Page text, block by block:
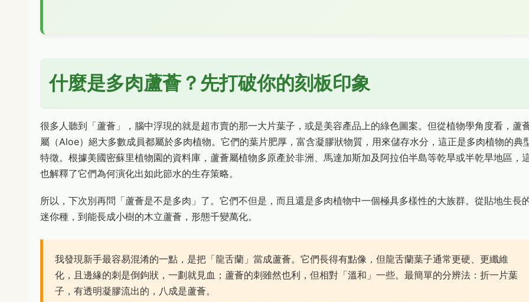
什麼是多肉蘆薈？先打破你的刻板印象
很多人聽到「蘆薈」，腦中浮現的就是超市賣的那一大片葉子，或是美容產品上的綠色圖案。但從植物學角度看，蘆
屬（Aloe）絕大多數成員都屬於多肉植物。它們的葉片肥厚，富含凝膠狀物質，用來儲存水分，這正是多肉植物的典
特徵。根據美國密蘇里植物園的資料庫，蘆薈屬植物多原產於非洲、馬達加斯加及阿拉伯半島等乾旱或半乾旱地區，
也解釋了它們為何演化出如此節水的生存策略。
所以，下次別再問「蘆薈是不是多肉」了。它們不但是，而且還是多肉植物中一個極具多樣性的大族群。從貼地生長
迷你種，到能長成小樹的木立蘆薈，形態千變萬化。
我發現新手最容易混淆的一點，是把「龍舌蘭」當成蘆薈。它們長得有點像，但龍舌蘭葉子通常更硬、更纖維
化，且邊緣的刺是倒鉤狀，一劃就見血；蘆薈的刺雖然也利，但相對「溫和」一些。最簡單的分辨法：折一片葉
子，有透明凝膠流出的，八成是蘆薈。